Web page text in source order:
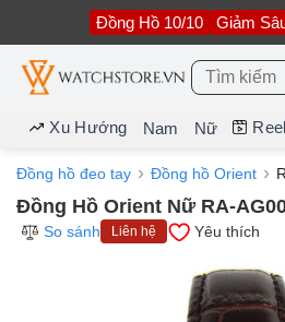
nội
dung
Đồng Hồ 10/10 Giảm
Tìm
kiếm:
Xu Hướng Nam Nữ
Đồng hồ đeo tay Đồng hồ Orient
Đồng Hồ Orient Nữ RA-
So sánh
Liên hệ Yêu thích